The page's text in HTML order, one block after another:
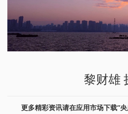
黎财雄
更多精彩资讯请在应用市场下载“